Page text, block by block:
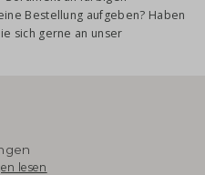
Bestellung aufgeben? Haben
sich gerne an unser
lesen